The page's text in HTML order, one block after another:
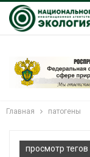
Главная патогены
просмотр тегов